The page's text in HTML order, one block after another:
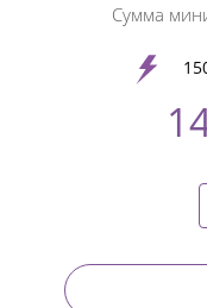
Сумма